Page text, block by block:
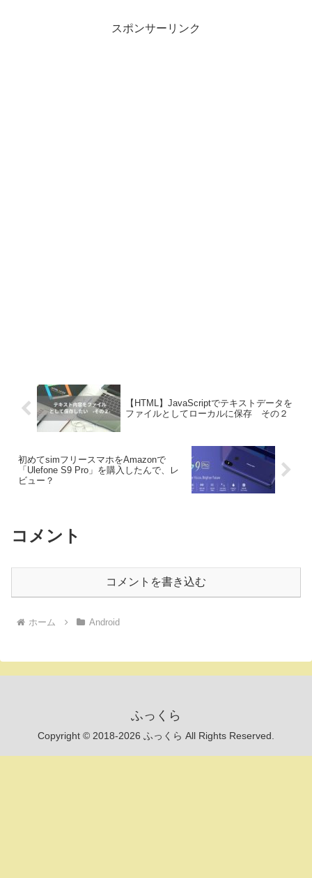
AndroidStudioからスクリーンシ
くせぇのも有るｗ）外観題名に
スポンサーリンク
【HTML】JavaScriptでテキストデータを
ファイルとしてローカルに保存 その２
初めてsimフリースマホをAmazonで
「Ulefone S9 Pro」を購入したんで、レ
ビュー？
コメント
コメントを書き込む
ホーム Android
ふっくら
Copyright © 2018-2026 ふっくら All Rights Reserved.